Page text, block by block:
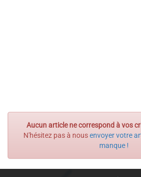
Aucun article ne correspond à vos
N'hésitez pas à nousenvoyer votre
manque !